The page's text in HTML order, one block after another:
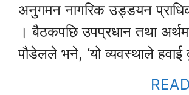
अनुगमन नागरिक उड्डयन
। बैठकपछि उपप्रधान तथा
पौडेलले भने, ‘यो व्यवस्थाले हवाई